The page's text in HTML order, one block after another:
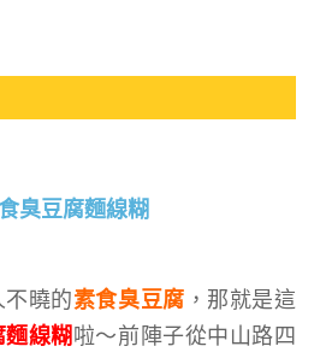
曉的素食臭豆腐 ，那就是這
線糊 啦～前陣子從中山路四